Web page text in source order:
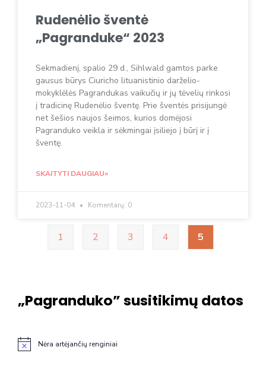
Rudenėlio šventė
„Pagranduke“ 2023
Sekmadienį, spalio 29 d., Sihlwald gamtos parke
gausus būrys Ciuricho lituanistinio darželio-
mokyklėlės Pagrandukas vaikučių ir jų tėvelių rinkosi
į tradicinę Rudenėlio šventę. Prie šventės prisijungė
net šešios naujos šeimos, kurios domėjosi
Pagranduko veikla ir sėkmingai įsiliejo į būrį ir į
šventę.
SKAITYTI DAUGIAU»
2023-11-04 Komentarų: 0
1 2 3 4 5
„Pagranduko” susitikimų datos
Notice Nėra artėjančių renginiai